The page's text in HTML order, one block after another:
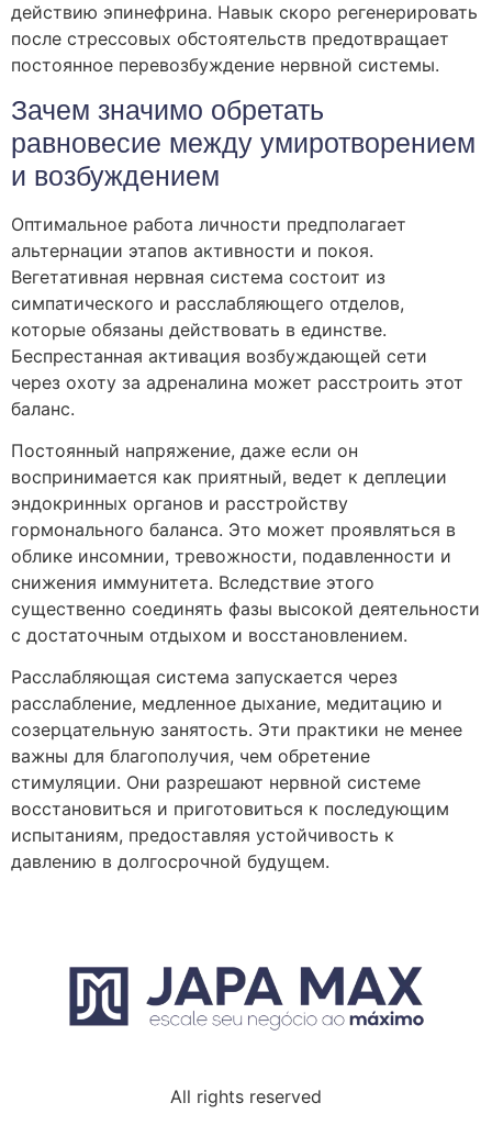
действию эпинефрина. Навык скоро регенерировать
после стрессовых обстоятельств предотвращает
постоянное перевозбуждение нервной системы.
Зачем значимо обретать
равновесие между умиротворением
и возбуждением
Оптимальное работа личности предполагает
альтернации этапов активности и покоя.
Вегетативная нервная система состоит из
симпатического и расслабляющего отделов,
которые обязаны действовать в единстве.
Беспрестанная активация возбуждающей сети
через охоту за адреналина может расстроить этот
баланс.
Постоянный напряжение, даже если он
воспринимается как приятный, ведет к деплеции
эндокринных органов и расстройству
гормонального баланса. Это может проявляться в
облике инсомнии, тревожности, подавленности и
снижения иммунитета. Вследствие этого
существенно соединять фазы высокой деятельности
с достаточным отдыхом и восстановлением.
Расслабляющая система запускается через
расслабление, медленное дыхание, медитацию и
созерцательную занятость. Эти практики не менее
важны для благополучия, чем обретение
стимуляции. Они разрешают нервной системе
восстановиться и приготовиться к последующим
испытаниям, предоставляя устойчивость к
давлению в долгосрочной будущем.
All rights reserved